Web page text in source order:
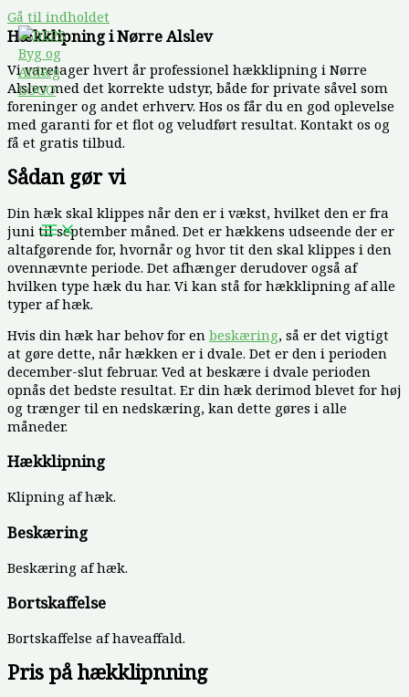
Gå til indholdet
Hækklipning i Nørre Alslev
Vi varetager hvert år professionel hækklipning i Nørre
Alslev med det korrekte udstyr, både for private såvel som
foreninger og andet erhverv. Hos os får du en god oplevelse
med garanti for et flot og veludført resultat. Kontakt os og
få et gratis tilbud.
Sådan gør vi
Din hæk skal klippes når den er i vækst, hvilket den er fra
juni til september måned. Det er hækkens udseende der er
altafgørende for, hvornår og hvor tit den skal klippes i den
ovennævnte periode. Det afhænger derudover også af
hvilken type hæk du har. Vi kan stå for hækklipning af alle
typer af hæk.
Hvis din hæk har behov for en beskæring, så er det vigtigt
at gøre dette, når hækken er i dvale. Det er den i perioden
december-slut februar. Ved at beskære i dvale perioden
opnås det bedste resultat. Er din hæk derimod blevet for høj
og trænger til en nedskæring, kan dette gøres i alle
måneder.
Hækklipning
Klipning af hæk.
Beskæring
Beskæring af hæk.
Bortskaffelse
Bortskaffelse af haveaffald.
Pris på hækklipnning